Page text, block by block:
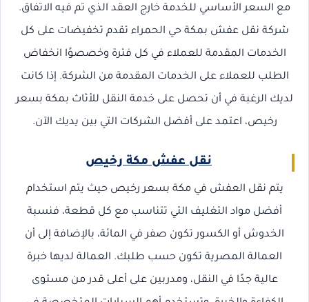
مع السعر الأساسي للخدمة خارج العقد الذي تم فيه الاتفاق.
شركة نقل عفش بمكة حي الحمراء تقدم تخفيضات على كل
الخدمات المقدمة للعملاء في كل فترة وخصصوًا انخفاض
الطلب للعملاء على الخدمات المقدمة من الشركة. إذا كانت
لديك الرغبة في أن تحصل على خدمة النقل للأثاث بمكة بسعر
رخيص، اعتمد على أفضل الشركات التي بين يديك الآن.
نقل عفش مكة رخيص
يتم نقل العفش في مكة بسعر رخيص حيث يتم استخدام
أفضل مواد التغليف التي تتناسب مع كل قطعة، فنسبة
الخدوش أو الكسور تكون صفر في المائة، بالإضافة إلى أن
العمالة المصرية تكون حسب طلبك. العمالة لديها خبرة
عالية جدًا في النقل، ومدربين على أعلى قدر من مستوى